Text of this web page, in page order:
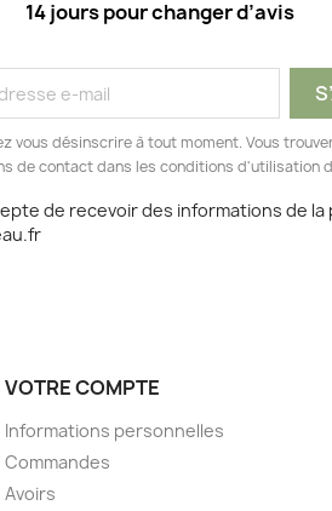
14 jours pour changer d’avis
vous désinscrire à tout moment. Vous
de contact dans les conditions d'utilisation
de recevoir des informations de la
VOTRE COMPTE
Informations personnelles
Commandes
Avoirs